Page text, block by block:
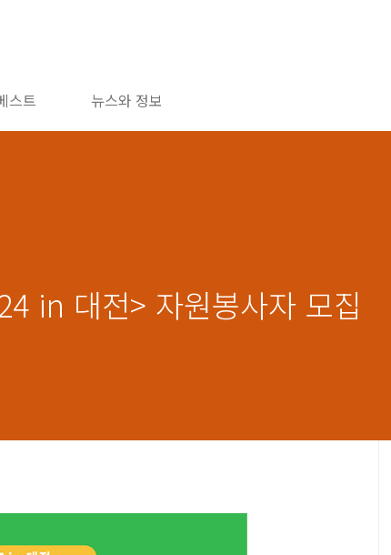
스트 뉴스와 정보
in 대전> 자원봉사자 모집